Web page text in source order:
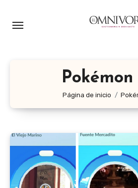
Pokémon
Página de inicio